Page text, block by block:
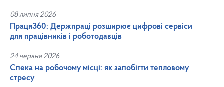
08 липня 2026
Праця360: Держпраці розширює цифрові сервіси
для працівників і роботодавців
24 червня 2026
Спека на робочому місці: як запобігти тепловому
стресу